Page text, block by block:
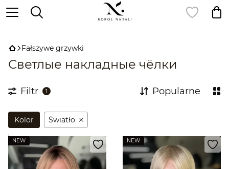
Fałszywe grzywki
Светлые накладные чёлки
Filtr 1 Popularne
Kolor Światło
NEW NEW